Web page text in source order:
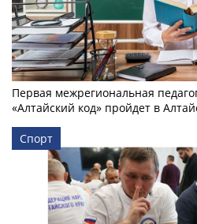
Первая межрегиональная
«Алтайский код» пройдет в
Спорт